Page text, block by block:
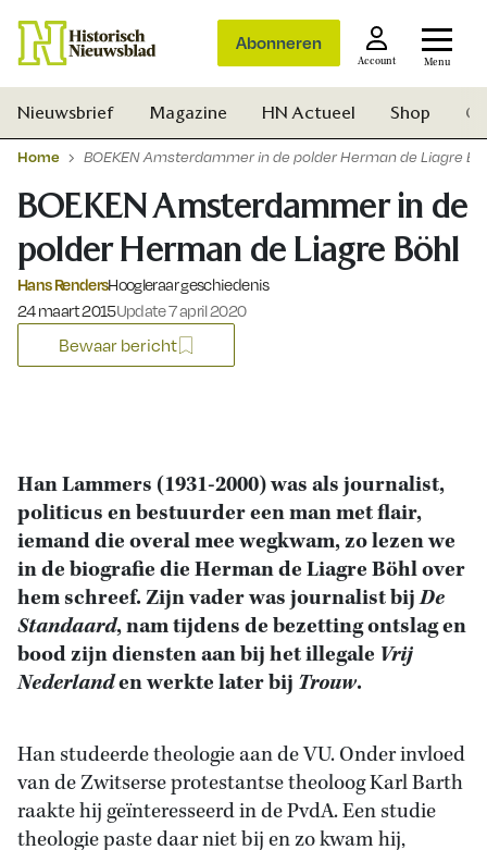
Abonneren
Account Menu
Nieuwsbrief Magazine HN Actueel Shop
Home BOEKEN Amsterdammer in de polder Herman de Liagre
BOEKEN Amsterdammer in de
polder Herman de Liagre Böhl
Hans RendersHoogleraar geschiedenis
Gepubliceerd op:
24 maart 2015Update 7 april 2020
Bewaar bericht
Han Lammers (1931-2000) was als journalist,
politicus en bestuurder een man met flair,
iemand die overal mee wegkwam, zo lezen we
in de biografie die Herman de Liagre Böhl over
hem schreef. Zijn vader was journalist bijDe
Standaard, nam tijdens de bezetting ontslag en
bood zijn diensten aan bij het illegale Vrij
Nederlanden werkte later bij Trouw.
Han studeerde theologie aan de VU. Onder invloed
van de Zwitserse protestantse theoloog Karl Barth
raakte hij geïnteresseerd in de PvdA. Een studie
theologie paste daar niet bij en zo kwam hij,